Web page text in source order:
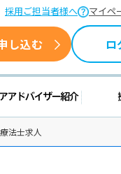
採用ご担当者様へ マイペ
し込む ロ
報 キャリアア
法士求人